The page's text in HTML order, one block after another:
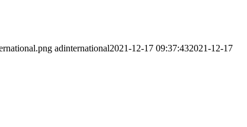
adinternational2021-12-17 09:37:432021-12-17